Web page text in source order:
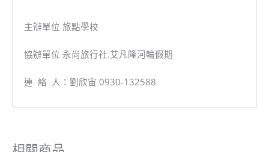
主辦單位 旅點學校
協辦單位 永尚旅行社.艾凡隆河輪假期
連 絡 人：劉欣宙 0930-132588